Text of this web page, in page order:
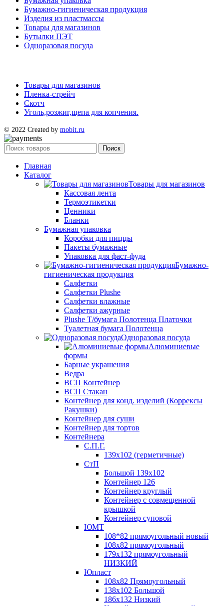
Бумажно-гигиеническая продукция
Изделия из пластмассы
Товары для магазинов
Бутылки ПЭТ
Одноразовая посуда
Товары для магазинов
Пленка-стрейч
Скотч
Уголь,розжиг,щепа для копчения.
© 2022 Created by mobit.ru
Поиск
Главная
Каталог
Товары для магазинов
Кассовая лента
Термоэтикетки
Ценники
Бланки
Бумажная упаковка
Коробки для пиццы
Пакеты бумажные
Упаковка для фаст-фуда
Бумажно-
гигиеническая продукция
Салфетки
Салфетки Plushe
Салфетки влажные
Салфетки ажурные
Plushe Т/бумага Полотенца Платочки
Туалетная бумага Полотенца
Одноразовая посуда
Алюминиевые
формы
Барные украшения
Ведра
ВСП Контейнер
ВСП Стакан
Контейнер для конд. изделий (Коррексы
Ракушки)
Контейнер для суши
Контейнер для тортов
Контейнера
С.П.Г.
139х102 (герметичные)
СтП
Большой 139х102
Контейнер 126
Контейнер круглый
Контейнер с совмещенной
крышкой
Контейнер суповой
ЮМТ
108*82 прямоугольный новый
108х82 прямоугольный
179х132 прямоугольный
НИЗКИЙ
Юпласт
108х82 Прямоугольный
138х102 Большой
186х132 Низкий